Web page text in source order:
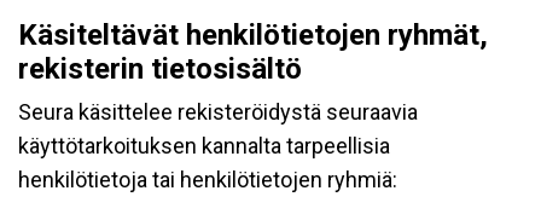
Käsiteltävät henkilötietojen ryhmät,
rekisterin tietosisältö
Seura käsittelee rekisteröidystä seuraavia
käyttötarkoituksen kannalta tarpeellisia
henkilötietoja tai henkilötietojen ryhmiä: